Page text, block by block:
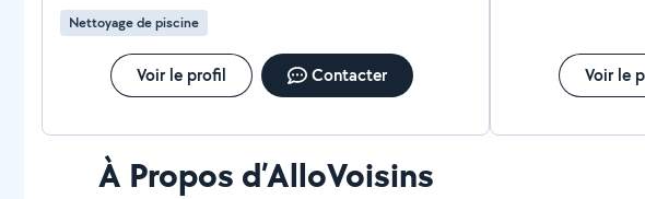
Nettoyage de piscine
Voir le profil Contacter Voir le
À Propos d’AlloVoisins